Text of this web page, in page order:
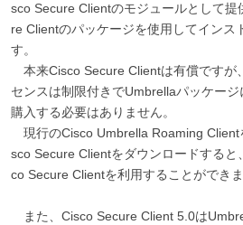
sco Secure Clientのモジュールとして提
re Clientのパッケージを使用してインス
す。
本来Cisco Secure Clientは有償ですが
センスは制限付きでUmbrellaパッケー
購入する必要はありません。
現行のCisco Umbrella Roaming
sco Secure Clientをダウンロードする
co Secure Clientを利用する
また、Cisco Secure Client 5.0は